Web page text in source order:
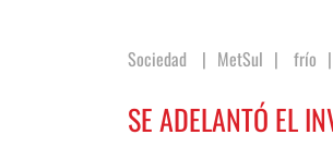
Sociedad MetSul | frío |
SE ADELANTÓ EL